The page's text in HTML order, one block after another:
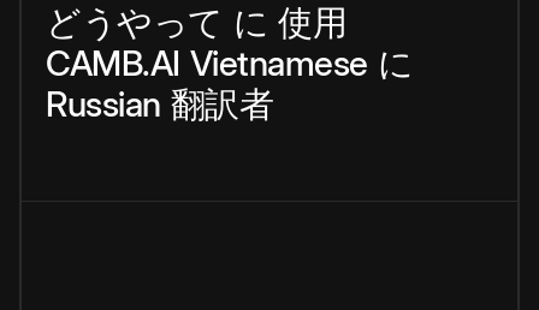
どうやって に 使用
CAMB.AI Vietnamese に
Russian 翻訳者